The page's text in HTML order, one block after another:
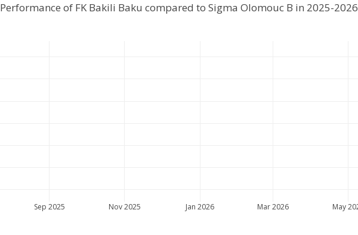
Sep 2025 Nov 2025 Jan 2026 Mar 2026 May
Performance of FK Bakili Baku compared to Sigma Olomouc B in 2025-